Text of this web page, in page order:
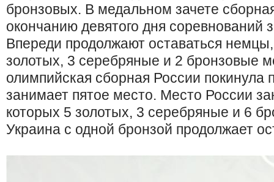
бронзовых. В медальном зачете
окончанию девятого дня соревнований
Впереди продолжают оставаться
золотых, 3 серебряные и 2 бронзовые
олимпийская сборная России покинула
занимает пятое место. Место России
которых 5 золотых, 3 серебряные и 6
Украина с одной бронзой продолжает